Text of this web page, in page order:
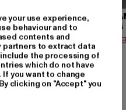
EUR
Legend
EURPreis: 32,79 EUR
39,99 EURAktionspreis:
14,94
your use experience,
behaviour and to
contents and
partners to extract data
the processing of
which do not have
you want to change
clicking on "Accept" you